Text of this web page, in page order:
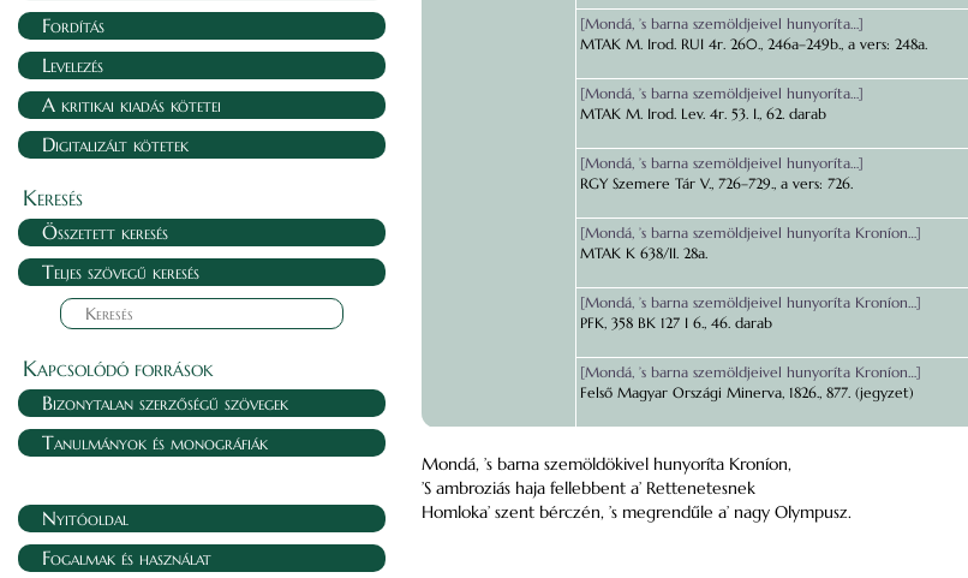
Fordítás
Levelezés
A kritikai kiadás kötetei
Digitalizált kötetek
Keresés
Összetett keresés
Teljes szövegű keresés
Kapcsolódó források
Bizonytalan szerzőségű szövegek
Tanulmányok és monográfiák
Nyitóoldal
Fogalmak és használat
[Mondá, ’s barna szemöldjeivel hunyoríta…]
MTAK M. Irod. RUI 4r. 260., 246a–249b., a vers: 248a.
[Mondá, ’s barna szemöldjeivel hunyoríta…]
MTAK M. Irod. Lev. 4r. 53. I., 62. darab
[Mondá, ’s barna szemöldjeivel hunyoríta…]
RGY Szemere Tár V., 726–729., a vers: 726.
[Mondá, ’s barna szemöldjeivel hunyoríta Kroníon…]
MTAK K 638/II. 28a.
[Mondá, ’s barna szemöldjeivel hunyoríta Kroníon…]
PFK, 358 BK 127 I 6., 46. darab
[Mondá, ’s barna szemöldjeivel hunyoríta Kroníon…]
Felső Magyar Országi Minerva, 1826., 877. (jegyzet)
Mondá, ’s barna szemöldökivel hunyoríta Kroníon,
’S ambroziás haja fellebbent a’ Rettenetesnek
Homloka’ szent bérczén, ’s megrendűle a’ nagy Olympusz.